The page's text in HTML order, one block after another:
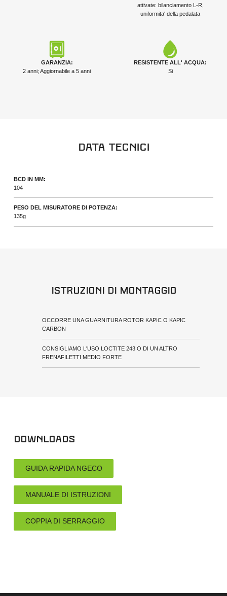
attivate: bilanciamento L-R,
uniformita' della pedalata
GARANZIA:
2 anni; Aggiornabile a 5 anni
RESISTENTE ALL' ACQUA:
Si
Data Tecnici
BCD IN MM:
104
PESO DEL MISURATORE DI POTENZA:
135g
Istruzioni di Montaggio
OCCORRE UNA GUARNITURA ROTOR KAPIC O KAPIC
CARBON
CONSIGLIAMO L'USO LOCTITE 243 O DI UN ALTRO
FRENAFILETTI MEDIO FORTE
Downloads
GUIDA RAPIDA NGECO
MANUALE DI ISTRUZIONI
COPPIA DI SERRAGGIO